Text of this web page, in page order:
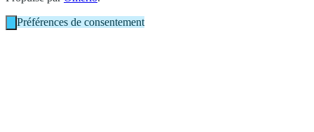
Préférences de consentement